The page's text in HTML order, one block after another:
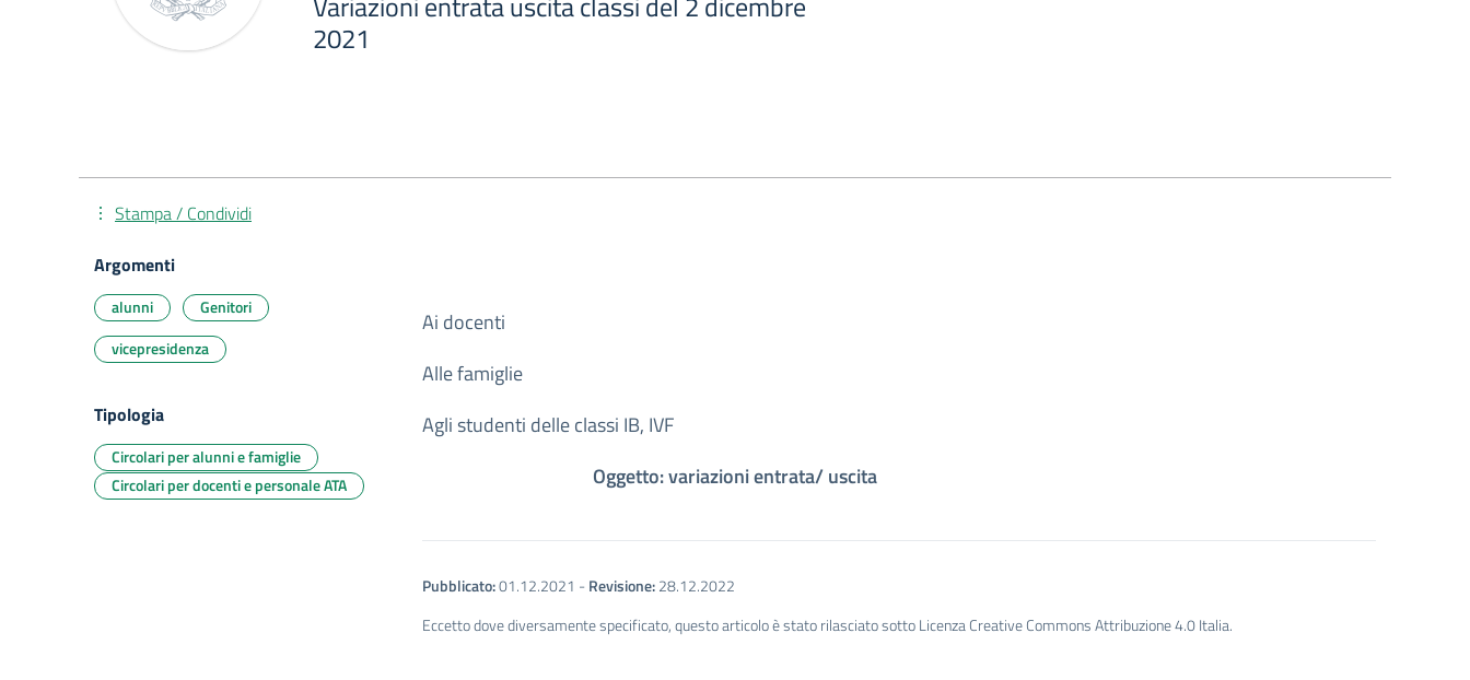
2021
Ai docenti
Alle famiglie
Agli studenti delle classi IB, IVF
Oggetto: variazioni entrata/ uscita
Pubblicato:01.12.2021 -Revisione:28.12.2022
Eccetto dove diversamente specificato, questo articolo è stato rilasciato sotto Licenza Creative Commons Attribuzione 4.0 Italia.
Stampa / Condividi
Argomenti
alunni
Genitori
vicepresidenza
Tipologia
Circolari per alunni e famiglie
Circolari per docenti e personale ATA